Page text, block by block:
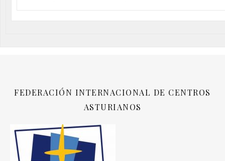
FEDERACIÓN INTERNACIONAL DE CENTROS
ASTURIANOS